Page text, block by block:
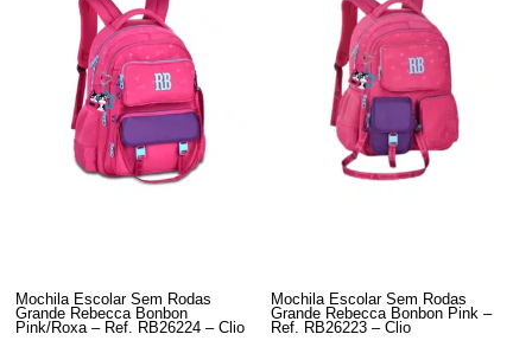
Mochila Escolar Sem Rodas
Grande Rebecca Bonbon
Pink/Roxa – Ref. RB26224 – Clio
Mochila Escolar Sem Rodas
Grande Rebecca Bonbon Pink –
Ref. RB26223 – Clio